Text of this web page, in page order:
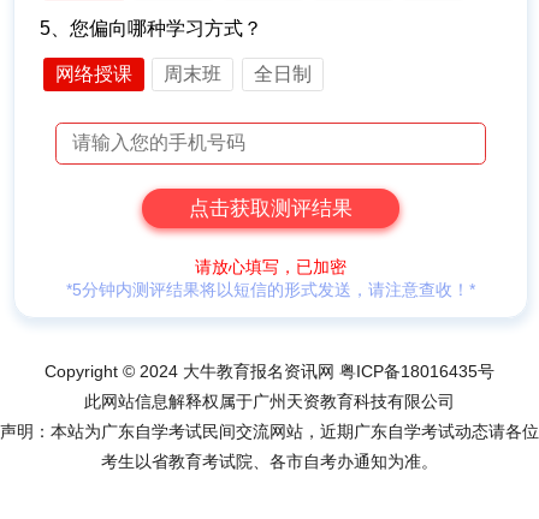
5、您偏向哪种学习方式？
网络授课 周末班 全日制
请放心填写，已加密
*5分钟内测评结果将以短信的形式发送，请注意查收！*
Copyright © 2024 大牛教育报名资讯网 粤ICP备18016435号
此网站信息解释权属于广州天资教育科技有限公司
声明：本站为广东自学考试民间交流网站，近期广东自学考试动态请各位
考生以省教育考试院、各市自考办通知为准。